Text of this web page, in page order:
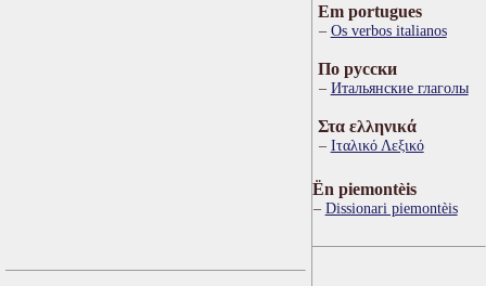
Em portugues
Os verbos italianos
По русски
Итальянские глаголы
Στα ελληνικά
Ιταλικό Λεξικό
Ën piemontèis
Dissionari piemontèis